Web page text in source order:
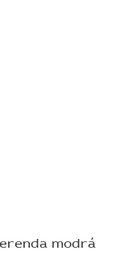
modrá